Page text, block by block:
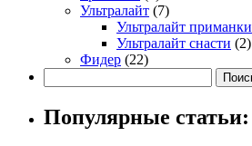
Ультралайт (7)
Ультралайт приманки
Ультралайт снасти (2)
Фидер (22)
Популярные статьи: